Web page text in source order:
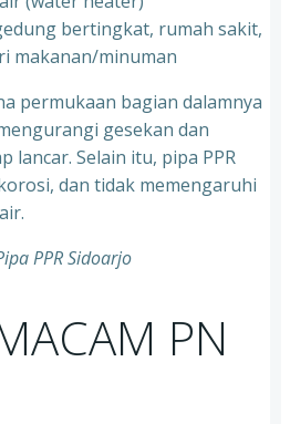
bertingkat, rumah sakit,
makanan/minuman
permukaan bagian dalamnya
gesekan dan
lancar. Selain itu, pipa PPR
dan tidak memengaruhi
PPR Sidoarjo
PN